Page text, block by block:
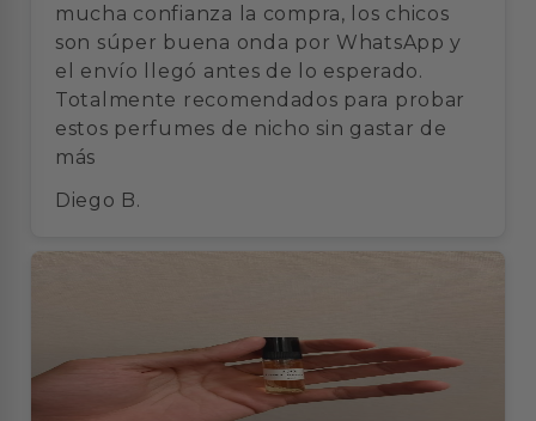
mucha confianza la compra, los chicos
son súper buena onda por WhatsApp y
el envío llegó antes de lo esperado.
Totalmente recomendados para probar
estos perfumes de nicho sin gastar de
más
Diego B.